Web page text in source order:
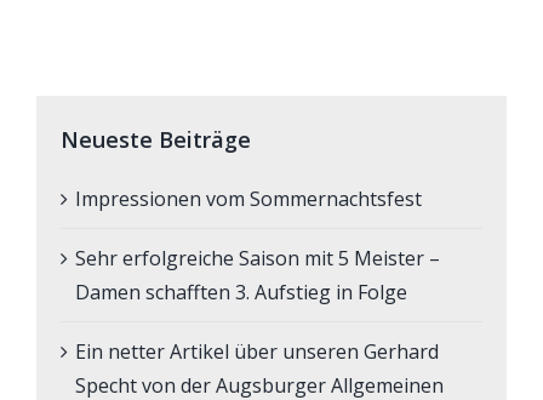
Neueste Beiträge
Impressionen vom Sommernachtsfest
Sehr erfolgreiche Saison mit 5 Meister –
Damen schafften 3. Aufstieg in Folge
Ein netter Artikel über unseren Gerhard
Specht von der Augsburger Allgemeinen